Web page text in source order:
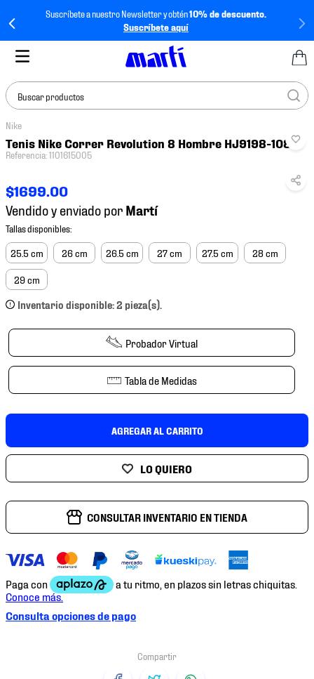
Suscríbete a nuestro Newsletter y obtén10% de descuento.
Suscríbete aquí
Buscar productos
Nike
Tenis Nike Correr Revolution 8 Hombre HJ9198-108
Referencia:1101615005
$1699.00
Vendido y enviado por
25.5 cm 26 cm 26.5 cm 27 cm 27.5 cm 28 cm
29 cm
Inventario disponible: 2 pieza(s).
Probador Virtual
Tabla de Medidas
AGREGAR AL CARRITO
CONSULTAR INVENTARIO EN TIENDA
Consulta opciones de pago
TÉRMINOS MÁS
BUSCADOS
2.
tenis hombre
3
tenis
4.
tenis futbol
5.
jersey
9.
tenis niño
10. tenis nike